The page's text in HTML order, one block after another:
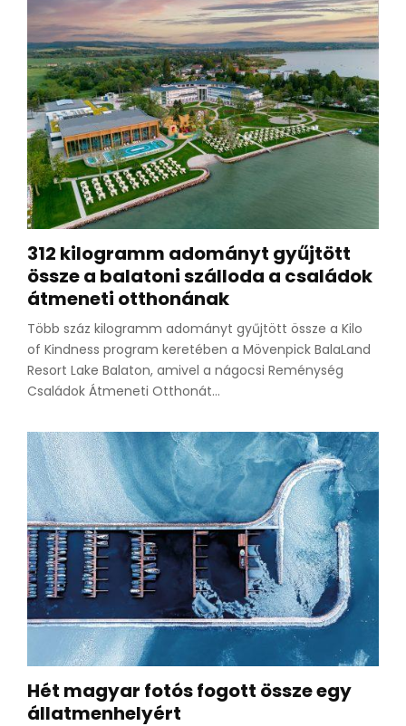
312 kilogramm adományt gyűjtött
össze a balatoni szálloda a családok
átmeneti otthonának
Több száz kilogramm adományt gyűjtött össze a Kilo
of Kindness program keretében a Mövenpick BalaLand
Resort Lake Balaton, amivel a nágocsi Reménység
Családok Átmeneti Otthonát...
Hét magyar fotós fogott össze egy
állatmenhelyért